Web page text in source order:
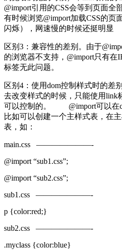
@import引用的CSS会等到页面全
有时候浏览@import加载CSS的页
闪烁），网速慢的时候还挺明显
区别3：兼容性的差别。由于
的浏览器不支持，@import只有
标签无此问题。
区别4：使用dom控制样式时的差
去改变样式的时候，只能使用link
可以控制的。 @import可以在
比如可以创建一个主样式表，在
表，如：
main.css ———————-
@import “sub1.css”;
@import “sub2.css”;
sub1.css ———————-
p {color:red;}
sub2.css ———————-
.myclass {color:blue}